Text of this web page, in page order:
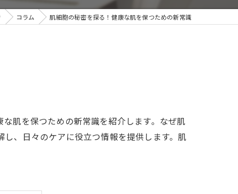
コラム 肌細胞の秘密を探る！健康な肌を保つための新常識
肌を保つための新常識を紹介します。なぜ肌
、日々のケアに役立つ情報を提供します。肌